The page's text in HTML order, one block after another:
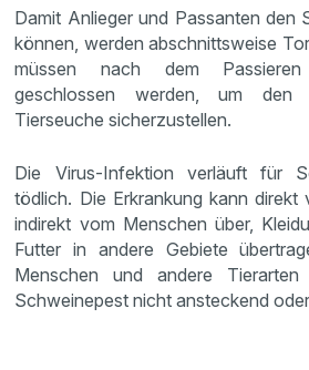
Damit Anlieger und Passanten den
können, werden abschnittsweise
müssen nach dem
geschlossen werden, um
Tierseuche sicherzustellen.
Die Virus-Infektion verläuft für
tödlich. Die Erkrankung kann
indirekt vom Menschen über,
Futter in andere Gebiete
Menschen und andere
Schweinepest nicht ansteckend